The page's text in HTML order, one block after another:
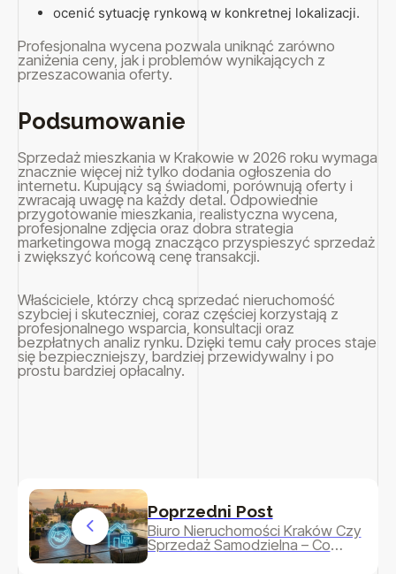
ocenić sytuację rynkową w konkretnej lokalizacji.
Profesjonalna wycena pozwala uniknąć zarówno
zaniżenia ceny, jak i problemów wynikających z
przeszacowania oferty.
Podsumowanie
Sprzedaż mieszkania w Krakowie w 2026 roku wymaga
znacznie więcej niż tylko dodania ogłoszenia do
internetu. Kupujący są świadomi, porównują oferty i
zwracają uwagę na każdy detal. Odpowiednie
przygotowanie mieszkania, realistyczna wycena,
profesjonalne zdjęcia oraz dobra strategia
marketingowa mogą znacząco przyspieszyć sprzedaż
i zwiększyć końcową cenę transakcji.
Właściciele, którzy chcą sprzedać nieruchomość
szybciej i skuteczniej, coraz częściej korzystają z
profesjonalnego wsparcia, konsultacji oraz
bezpłatnych analiz rynku. Dzięki temu cały proces staje
się bezpieczniejszy, bardziej przewidywalny i po
prostu bardziej opłacalny.
Poprzedni Post
Biuro Nieruchomości Kraków Czy
Sprzedaż Samodzielna – Co
Naprawdę Się Bardziej Opłaca?